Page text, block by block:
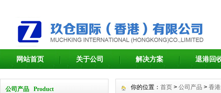
网站首页 关于公司 解决方案 退港回
公司产品 Product 你的位置： 首页 > 公司产品 > 香